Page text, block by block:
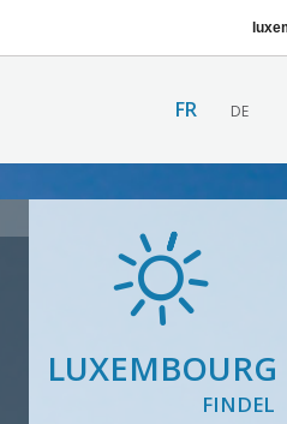
FR DE
LUXEMBOURG
FINDEL